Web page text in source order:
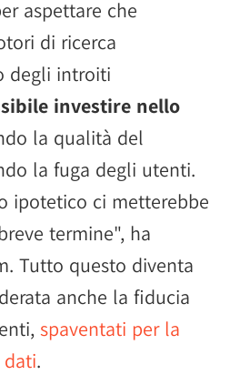
aspettare che
di ricerca
degli introiti
investire nello
la qualità del
la fuga degli utenti.
ipotetico ci metterebbe
termine", ha
Tutto questo diventa
anche la fiducia
spaventati per la
.